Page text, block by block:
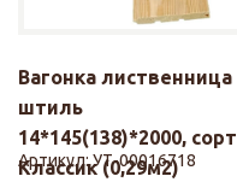
Вагонка лиственница
штиль
14*145(138)*2000, сорт
Классик (0,29м2)
Артикул:УТ-00016718